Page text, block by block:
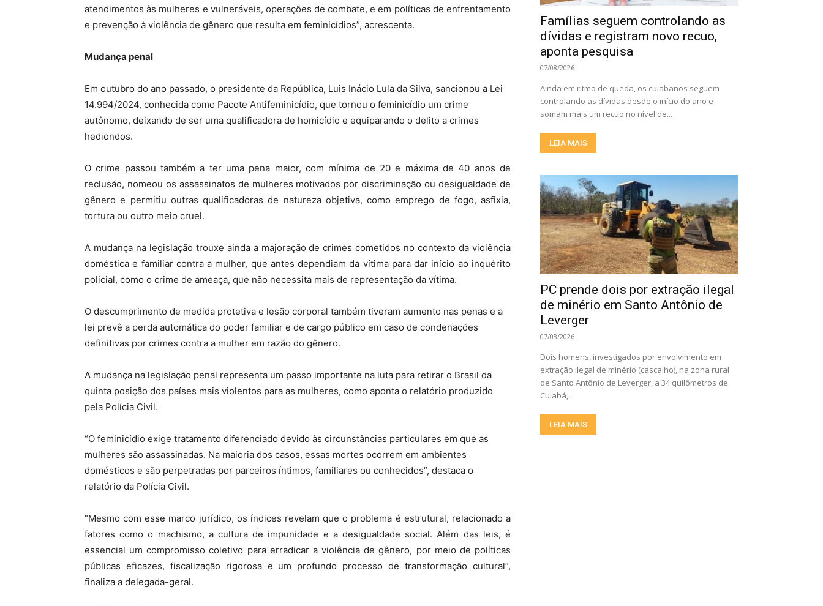
atendimentos às mulheres e vulneráveis, operações de combate, e em políticas de enfrentamento
e prevenção à violência de gênero que resulta em feminicídios”, acrescenta.
Mudança penal
Em outubro do ano passado, o presidente da República, Luis Inácio Lula da Silva, sancionou a Lei
14.994/2024, conhecida como Pacote Antifeminicídio, que tornou o feminicídio um crime
autônomo, deixando de ser uma qualificadora de homicídio e equiparando o delito a crimes
hediondos.
O crime passou também a ter uma pena maior, com mínima de 20 e máxima de 40 anos de
reclusão, nomeou os assassinatos de mulheres motivados por discriminação ou desigualdade de
gênero e permitiu outras qualificadoras de natureza objetiva, como emprego de fogo, asfixia,
tortura ou outro meio cruel.
A mudança na legislação trouxe ainda a majoração de crimes cometidos no contexto da violência
doméstica e familiar contra a mulher, que antes dependiam da vítima para dar início ao inquérito
policial, como o crime de ameaça, que não necessita mais de representação da vítima.
O descumprimento de medida protetiva e lesão corporal também tiveram aumento nas penas e a
lei prevê a perda automática do poder familiar e de cargo público em caso de condenações
definitivas por crimes contra a mulher em razão do gênero.
A mudança na legislação penal representa um passo importante na luta para retirar o Brasil da
quinta posição dos países mais violentos para as mulheres, como aponta o relatório produzido
pela Polícia Civil.
“O feminicídio exige tratamento diferenciado devido às circunstâncias particulares em que as
mulheres são assassinadas. Na maioria dos casos, essas mortes ocorrem em ambientes
domésticos e são perpetradas por parceiros íntimos, familiares ou conhecidos”, destaca o
relatório da Polícia Civil.
“Mesmo com esse marco jurídico, os índices revelam que o problema é estrutural, relacionado a
fatores como o machismo, a cultura de impunidade e a desigualdade social. Além das leis, é
essencial um compromisso coletivo para erradicar a violência de gênero, por meio de políticas
públicas eficazes, fiscalização rigorosa e um profundo processo de transformação cultural”,
finaliza a delegada-geral.
Famílias seguem controlando as
dívidas e registram novo recuo,
aponta pesquisa
07/08/2026
Ainda em ritmo de queda, os cuiabanos seguem
controlando as dívidas desde o início do ano e
somam mais um recuo no nível de...
LEIA MAIS
PC prende dois por extração ilegal
de minério em Santo Antônio de
Leverger
07/08/2026
Dois homens, investigados por envolvimento em
extração ilegal de minério (cascalho), na zona rural
de Santo Antônio de Leverger, a 34 quilômetros de
Cuiabá,...
LEIA MAIS